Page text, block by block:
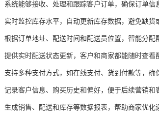
系统能够接收、处理和跟踪客户订单，确保订单信
实时监控库存水平，自动更新库存数据，避免缺货
根据订单地址、配送时间和配送员位置，智能分配
提供实时配送状态更新，客户和商家都能随时查看
支持多种支付方式，如在线支付、货到付款等，确
记录客户信息、购买历史和偏好，便于后续营销和
生成销售、配送和库存等数据报表，帮助商家优化